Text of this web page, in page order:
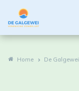
Home De Galgewei